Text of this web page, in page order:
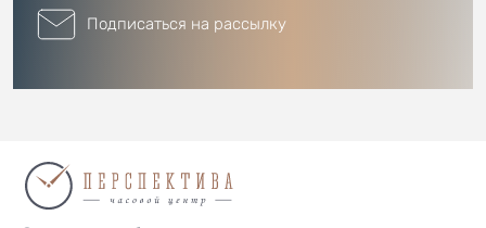
Подписаться на рассылку